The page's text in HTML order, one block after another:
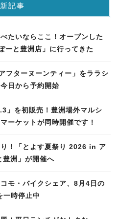
記事
たいならここ！オープンした
ーと豊洲店」に行ってきた
フターヌーンティー」をララシ
日から予約開始
」を初販売！豊洲場外マルシ
ーケットが同時開催です！
！「とよす夏祭り 2026 in ア
豊洲」が開催へ
モ・バイクシェア、8月4日の
一時停止中